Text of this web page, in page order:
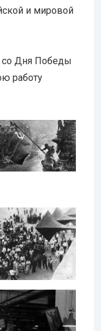
и мировой
со Дня Победы
работу